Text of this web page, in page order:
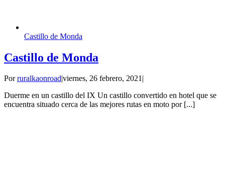
Castillo de Monda
Castillo de Monda
Porruralkaonroad|viernes, 26 febrero, 2021|
Duerme en un castillo del IX Un castillo convertido en hotel que se
encuentra situado cerca de las mejores rutas en moto por [...]